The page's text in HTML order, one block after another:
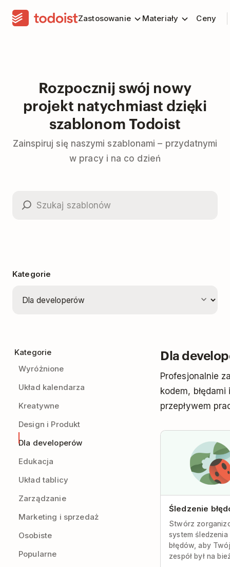
Zastosowanie Materiały Ceny
Rozpocznij swój nowy
projekt natychmiast dzięki
szablonom Todoist
Zainspiruj się naszymi szablonami – przydatnymi
w pracy i na co dzień
Kategorie
Kategorie
Wyróżnione
Układ kalendarza
Kreatywne
Design i Produkt
Dla developerów
Edukacja
Układ tablicy
Zarządzanie
Marketing i sprzedaż
Osobiste
Popularne
Dla
Profesjonalnie
kodem, błędami
przepływem
Śledzenie
Stwórz
system śledzenia
błędów, aby Twój
zespół był na